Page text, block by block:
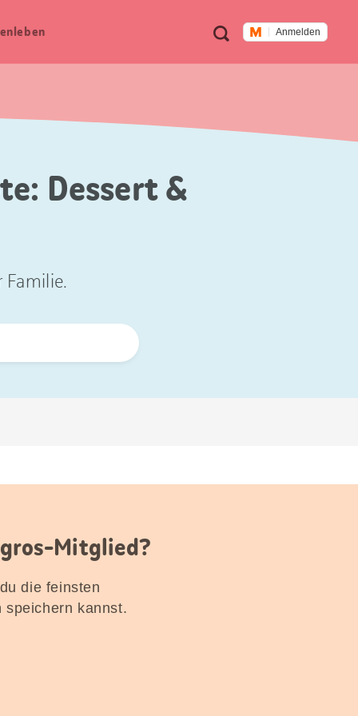
Meta
Navigation
Suche Anmelden
Dessert &
Familie.
Mitglied?
die feinsten
speichern kannst.